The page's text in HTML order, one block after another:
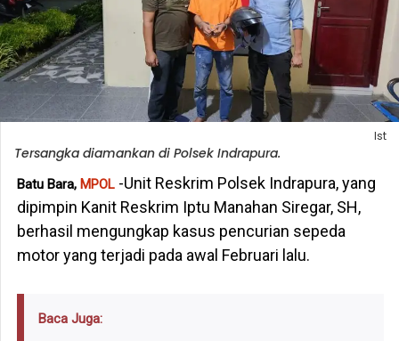
Ist
Tersangka diamankan di Polsek Indrapura.
Batu Bara, MPOL-Unit Reskrim Polsek Indrapura, yang
dipimpin Kanit Reskrim Iptu Manahan Siregar, SH,
berhasil mengungkap kasus pencurian sepeda
motor yang terjadi pada awal Februari lalu.
Baca Juga: